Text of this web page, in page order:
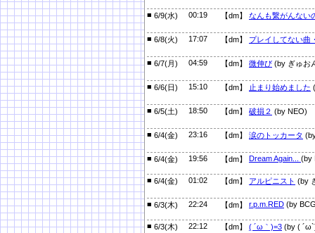
■ 6/9(水) 00:19 【dm】 なんも繋がんない
■ 6/8(火) 17:07 【dm】 プレイしてない曲
■ 6/7(月) 04:59 【dm】 微伸び (by ぎゅお
■ 6/6(日) 15:10 【dm】 止まり始めました
■ 6/5(土) 18:50 【dm】 破損２ (by NEO)
■ 6/4(金) 23:16 【dm】 涙のトッカータ
■ 6/4(金) 19:56 【dm】 Dream Again... (by
■ 6/4(金) 01:02 【dm】 アルピニスト (by
■ 6/3(木) 22:24 【dm】 r.p.m.RED (by
■ 6/3(木) 22:12 【dm】 ( ´ω｀)=3 (by (